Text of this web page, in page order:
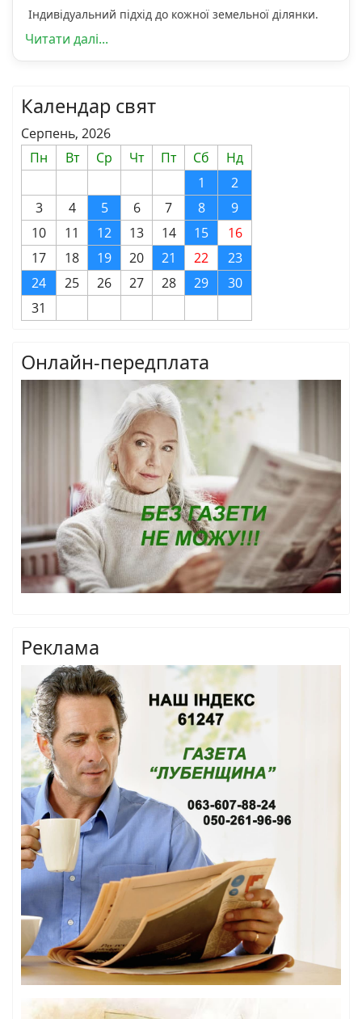
Індивідуальний підхід до кожної земельної ділянки.
Читати далі...
Календар свят
Серпень, 2026
Пн
Вт Ср Чт Пт Сб
Нд
1
2
3
4 5 6 7 8
9
10
11 12 13 14 15
16
17
18 19 20 21 22
23
24
25 26 27 28 29
30
31
Онлайн-передплата
Реклама